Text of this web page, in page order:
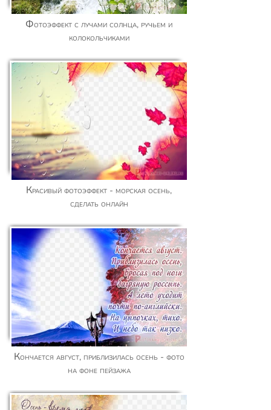
Фотоэффект с лучами солнца, ручьем и
колокольчиками
Красивый фотоэффект - морская осень,
сделать онлайн
Кончается август, приблизилась осень - фото
на фоне пейзажа